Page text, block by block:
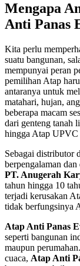
Mengapa
Anti Panas
Kita perlu
suatu bangunan,
mempunyai peran
pemilihan Atap
antaranya untuk
matahari, hujan,
beberapa macam
dari genteng tanah
hingga Atap UPVC
Sebagai distributor
berpengalaman
PT. Anugerah
tahun hingga 10
terjadi kerusakan
tidak berfungsinya
Atap Anti Panas
seperti bangunan
maupun
cuaca, Atap Anti